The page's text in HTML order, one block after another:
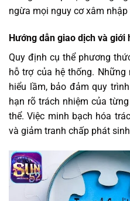
ngừa mọi nguy cơ xâm nhập
Hướng dẫn giao dịch và giới
Quy định cụ thể phương
hỗ trợ của hệ thống.
hiểu lầm, bảo đảm quy
hạn rõ trách nhiệm của
thể. Việc minh bạch hóa
và giảm tranh chấp phát